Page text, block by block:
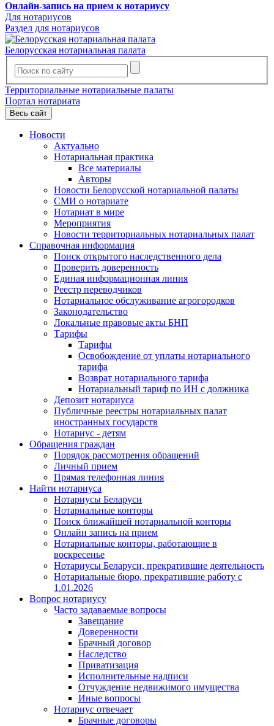
Онлайн-запись на прием к нотариусу
Для нотариусов
Раздел для нотариусов
Белорусская нотариальная палата
Территориальные нотариальные палаты
Портал нотариата
Весь сайт
Новости
Актуально
Нотариальная практика
Все материалы
Авторы
Новости Белорусской нотариальной палаты
СМИ о нотариате
Нотариат в мире
Мероприятия
Новости территориальных нотариальных палат
Справочная информация
Поиск открытого наследственного дела
Проверить доверенность
Единая информационная линия
Реестр переводчиков
Нотариальное обслуживание агрогородков
Законодательство
Локальные правовые акты БНП
Тарифы
Тарифы
Освобождение от уплаты нотариального
тарифа
Возврат нотариального тарифа
Нотариальный тариф по ИН с должника
Депозит нотариуса
Публичные реестры нотариальных палат
иностранных государств
Нотариус - детям
Обращения граждан
Порядок рассмотрения обращений
Личный прием
Прямая телефонная линия
Найти нотариуса
Нотариусы Беларуси
Нотариальные конторы
Поиск ближайшей нотариальной конторы
Онлайн запись на прием
Нотариальные конторы, работающие в
воскресенье
Нотариусы Беларуси, прекратившие деятельность
Нотариальные бюро, прекратившие работу с
1.01.2026
Вопрос нотариусу
Часто задаваемые вопросы
Завещание
Доверенности
Брачный договор
Наследство
Приватизация
Исполнительные надписи
Отчуждение недвижимого имущества
Иные вопросы
Нотариус отвечает
Брачные договоры